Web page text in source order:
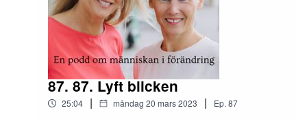
87. 87. Lyft blicken
25:04 | måndag 20 mars 2023 | Ep. 87